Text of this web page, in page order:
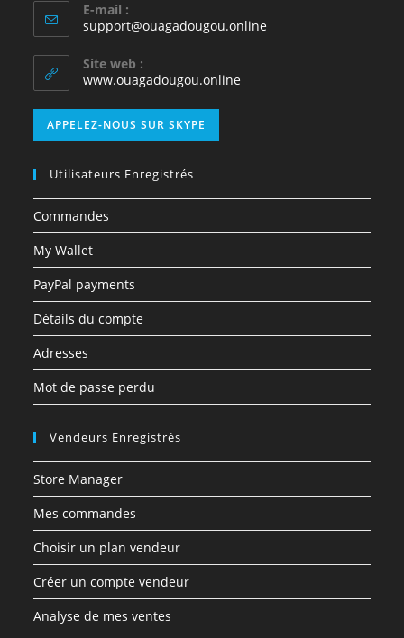
E-mail :
support@ouagadougou.online
Site web :
www.ouagadougou.online
APPELEZ-NOUS SUR SKYPE
Utilisateurs Enregistrés
Commandes
My Wallet
PayPal payments
Détails du compte
Adresses
Mot de passe perdu
Vendeurs Enregistrés
Store Manager
Mes commandes
Choisir un plan vendeur
Créer un compte vendeur
Analyse de mes ventes